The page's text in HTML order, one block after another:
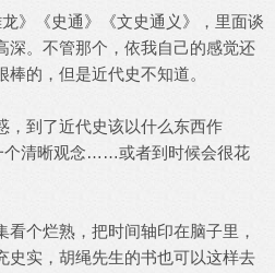
》《史通》《文史通义》，里面谈
深。不管那个，依我自己的感觉还
的，但是近代史不知道。
，到了近代史该以什么东西作
个清晰观念……或者到时候会很花
看个烂熟，把时间轴印在脑子里，
史实，胡绳先生的书也可以这样去